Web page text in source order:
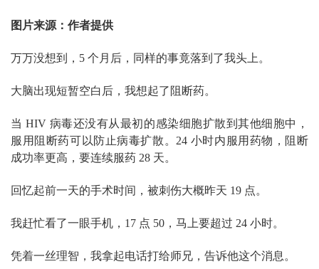
图片来源： 作者提供
万万没想到，5 个月后，同样的事竟落到了我头上。
大脑出现短暂空白后，我想起了阻断药。
当 HIV 病毒还没有从最初的感染细胞扩散到其他细胞中，
服用阻断药可以防止病毒扩散。24 小时内服用药物，阻断
成功率更高，要连续服药 28 天。
回忆起前一天的手术时间，被刺伤大概昨天 19 点。
我赶忙看了一眼手机，17 点 50，马上要超过 24 小时。
凭着一丝理智，我拿起电话打给师兄，告诉他这个消息。